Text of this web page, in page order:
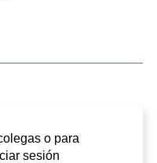
o para
sesión